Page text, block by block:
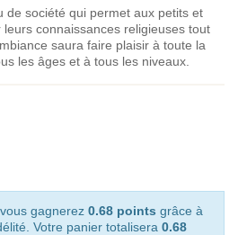
de société qui permet aux petits et
connaissances religieuses tout
saura faire plaisir à toute la
les âges et à tous les niveaux.
gagnerez 0.68 points grâce à
Votre panier totalisera 0.68